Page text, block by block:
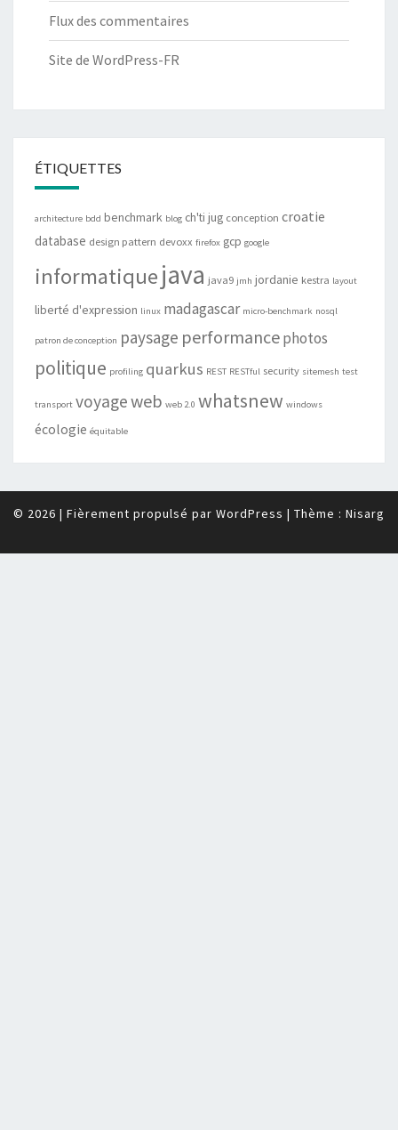
Flux des commentaires
Site de WordPress-FR
ÉTIQUETTES
architecture bdd benchmark blog ch'ti jug conception croatie
database design pattern devoxx firefox gcp google
informatiquejava java9 jmh jordanie kestra layout
liberté d'expression linux madagascar micro-benchmark nosql
patron de conception paysage performancephotos
politique profiling quarkus REST RESTful security sitemesh test
transport voyageweb web 2.0 whatsnew windows
écologie équitable
© 2026 | Fièrement propulsé par WordPress | Thème : Nisarg